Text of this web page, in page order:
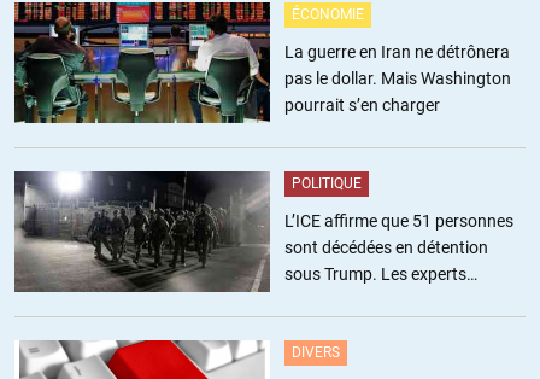
ÉCONOMIE
La guerre en Iran ne détrônera
pas le dollar. Mais Washington
pourrait s’en charger
POLITIQUE
L’ICE affirme que 51 personnes
sont décédées en détention
sous Trump. Les experts
DIVERS